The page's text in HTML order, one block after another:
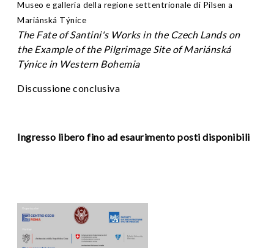
Museo e galleria della regione settentrionale di Pilsen a
Mariánská Týnice
The Fate of Santini's Works in the Czech Lands on
the Example of the Pilgrimage Site of Mariánská
Týnice in Western Bohemia
Discussione conclusiva
Ingresso libero fino ad esaurimento posti disponibili